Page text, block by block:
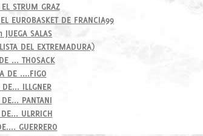
STRUM GRAZ
EUROBASKET DE FRANCIA99
SALAS
DEL EXTREMADURA)
... THOSACK
DE ....FIGO
ILLGNER
PANTANI
ULRRICH
GUERRERO